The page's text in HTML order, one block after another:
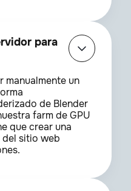
para
manualmente un
de Blender
farm de GPU
que crear una
sitio web